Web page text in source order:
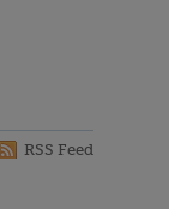
RSS Feed